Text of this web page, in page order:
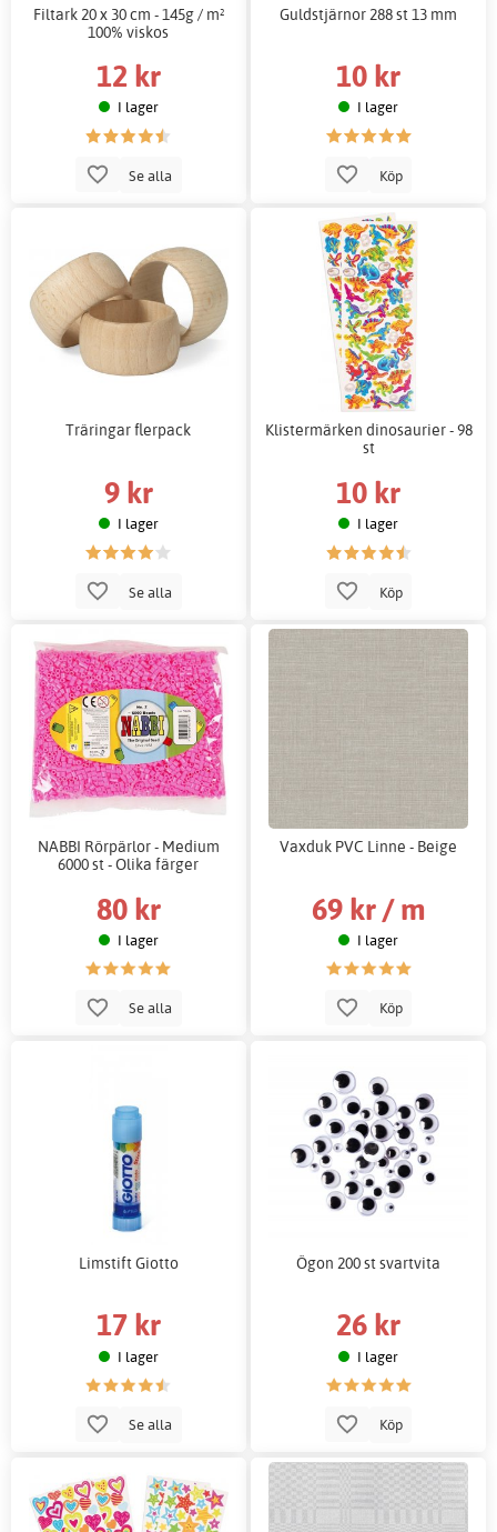
Filtark 20 x 30 cm - 145g / m²
100% viskos
12 kr
I lager
Se alla
Guldstjärnor 288 st 13 mm
10 kr
I lager
Köp
Träringar flerpack
9 kr
I lager
Se alla
Klistermärken dinosaurier - 98
st
10 kr
I lager
Köp
NABBI Rörpärlor - Medium
6000 st - Olika färger
80 kr
I lager
Se alla
Vaxduk PVC Linne - Beige
69 kr / m
I lager
Köp
Limstift Giotto
17 kr
I lager
Se alla
Ögon 200 st svartvita
26 kr
I lager
Köp